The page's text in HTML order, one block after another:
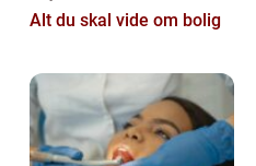
Alt du skal vide om bolig